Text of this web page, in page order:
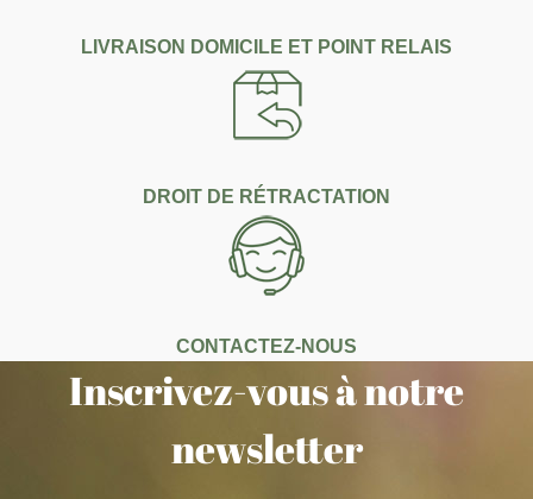
LIVRAISON DOMICILE ET POINT RELAIS
DROIT DE RÉTRACTATION
CONTACTEZ-NOUS
Inscrivez-vous à notre
newsletter